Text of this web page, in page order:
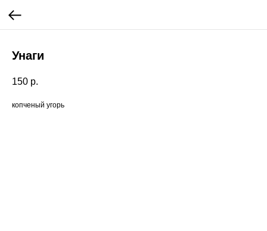
Унаги
150 р.
копченый угорь